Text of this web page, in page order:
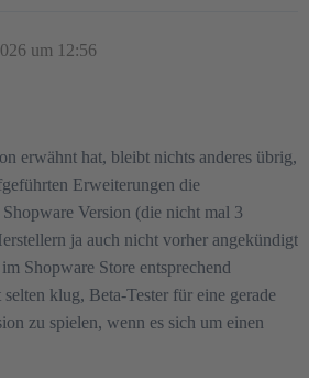
um 12:56
erwähnt hat, bleibt nichts anderes übrig,
Erweiterungen die
Version (die nicht mal 3
ja auch nicht vorher angekündigt
Shopware Store entsprechend
klug, Beta-Tester für eine gerade
zu spielen, wenn es sich um einen